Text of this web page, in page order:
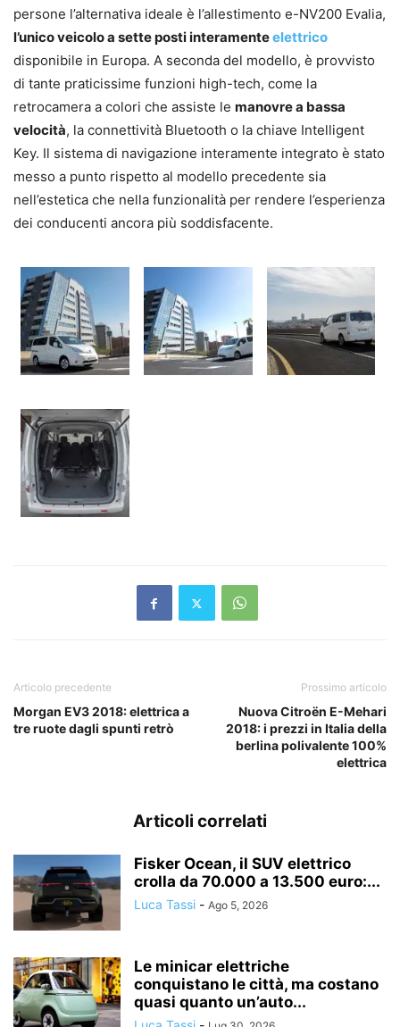
persone l’alternativa ideale è l’allestimento e-NV200 Evalia,
l’unico veicolo a sette posti interamenteelettrico
disponibile in Europa. A seconda del modello, è provvisto
di tante praticissime funzioni high-tech, come la
retrocamera a colori che assiste le manovre a bassa
velocità, la connettività Bluetooth o la chiave Intelligent
Key. Il sistema di navigazione interamente integrato è stato
messo a punto rispetto al modello precedente sia
nell’estetica che nella funzionalità per rendere l’esperienza
dei conducenti ancora più soddisfacente.
Articolo precedente
Morgan EV3 2018: elettrica a
tre ruote dagli spunti retrò
Prossimo articolo
Nuova Citroën E-Mehari
2018: i prezzi in Italia della
berlina polivalente 100%
elettrica
Articoli correlati
Fisker Ocean, il SUV elettrico
crolla da 70.000 a 13.500 euro:...
Luca Tassi - Ago 5, 2026
Le minicar elettriche
conquistano le città, ma costano
quasi quanto un’auto...